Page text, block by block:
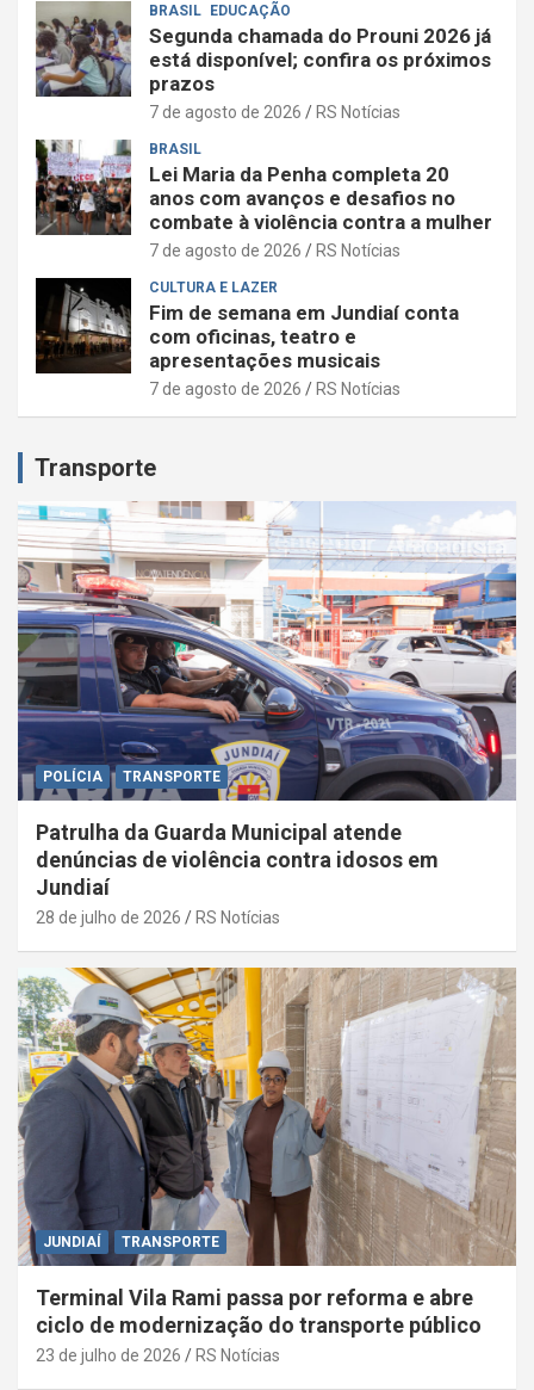
BRASIL EDUCAÇÃO
Segunda chamada do Prouni 2026 já
está disponível; confira os próximos
prazos
7 de agosto de 2026 RS Notícias
BRASIL
Lei Maria da Penha completa 20
anos com avanços e desafios no
combate à violência contra a mulher
7 de agosto de 2026 RS Notícias
CULTURA E LAZER
Fim de semana em Jundiaí conta
com oficinas, teatro e
apresentações musicais
7 de agosto de 2026 RS Notícias
Transporte
POLÍCIA TRANSPORTE
Patrulha da Guarda Municipal atende
denúncias de violência contra idosos em
Jundiaí
28 de julho de 2026 RS Notícias
JUNDIAÍ TRANSPORTE
Terminal Vila Rami passa por reforma e abre
ciclo de modernização do transporte público
23 de julho de 2026 RS Notícias